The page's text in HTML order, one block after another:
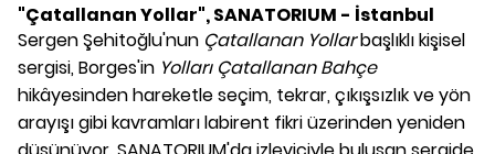
"Çatallanan Yollar", SANATORIUM - İstanbul
Sergen Şehitoğlu'nun Çatallanan Yollarbaşlıklı kişisel
sergisi, Borges'in Yolları Çatallanan Bahçe
hikâyesinden hareketle seçim, tekrar, çıkışsızlık ve yön
arayışı gibi kavramları labirent fikri üzerinden yeniden